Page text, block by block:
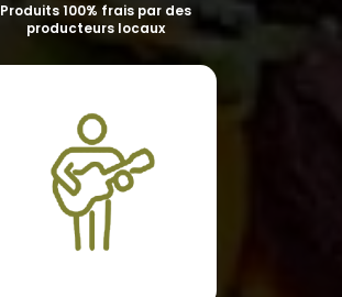
Produits 100% frais par des
producteurs locaux